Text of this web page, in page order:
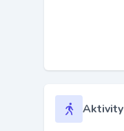
Aktivity